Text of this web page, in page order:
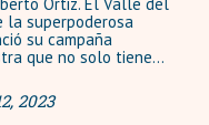
la superpoderosa
su campaña
que no solo tiene...
2023